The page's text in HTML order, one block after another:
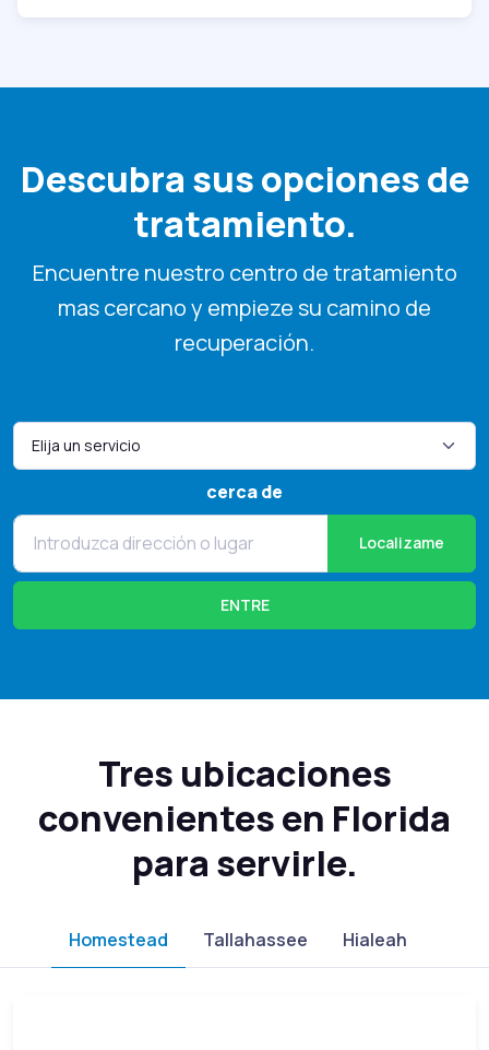
Descubra sus opciones de
tratamiento.
Encuentre nuestro centro de tratamiento
mas cercano y empieze su camino de
recuperación.
cerca de
Localizame
ENTRE
Tres ubicaciones
convenientes en Florida
para servirle.
Homestead Tallahassee Hialeah